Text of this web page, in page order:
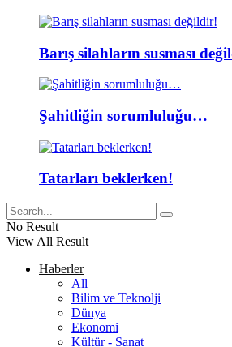
Barış silahların susması
Şahitliğin sorumluluğu…
Tatarları beklerken!
No Result
View All Result
Haberler
All
Bilim ve Teknolji
Dünya
Ekonomi
Kültür - Sanat